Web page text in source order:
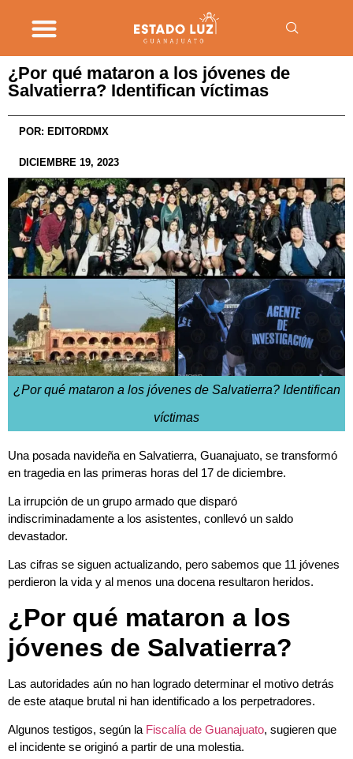
¿Por qué mataron a los jóvenes de
Salvatierra? Identifican víctimas
POR: EDITORDMX
DICIEMBRE 19, 2023
¿Por qué mataron a los jóvenes de Salvatierra? Identifican
víctimas
Una posada navideña en Salvatierra, Guanajuato, se transformó
en tragedia en las primeras horas del 17 de diciembre.
La irrupción de un grupo armado que disparó
indiscriminadamente a los asistentes, conllevó un saldo
devastador.
Las cifras se siguen actualizando, pero sabemos que 11 jóvenes
perdieron la vida y al menos una docena resultaron heridos.
¿Por qué mataron a los
jóvenes de Salvatierra?
Las autoridades aún no han logrado determinar el motivo detrás
de este ataque brutal ni han identificado a los perpetradores.
Algunos testigos, según la Fiscalía de Guanajuato, sugieren que
el incidente se originó a partir de una molestia.